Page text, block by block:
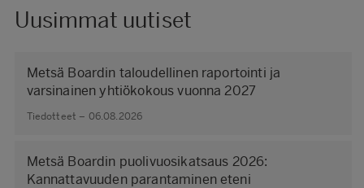
Uusimmat uutiset
Metsä Boardin taloudellinen raportointi ja
varsinainen yhtiökokous vuonna 2027
Tiedotteet – 06.08.2026
Metsä Boardin puolivuosikatsaus 2026:
Kannattavuuden parantaminen eteni